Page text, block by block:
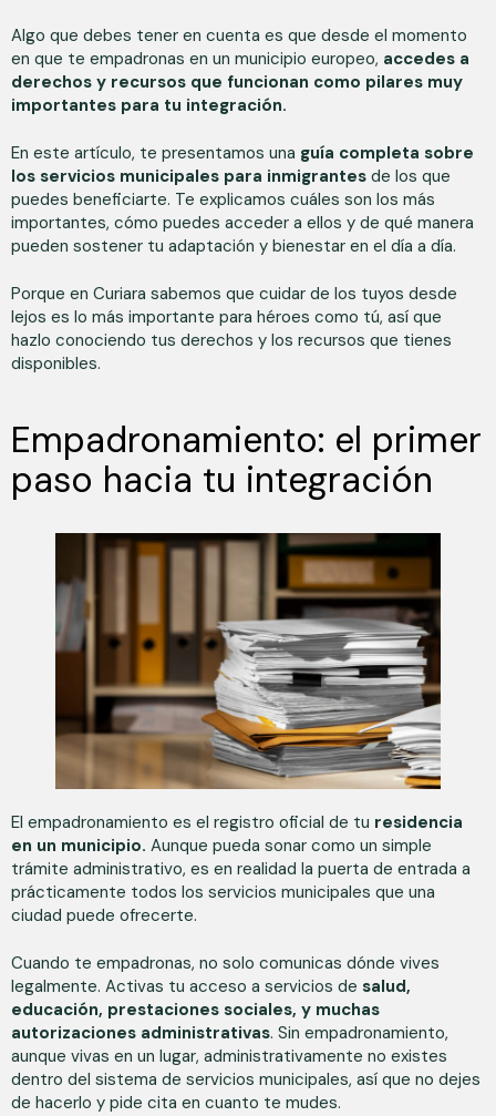
Algo que debes tener en cuenta es que desde el momento
en que te empadronas en un municipio europeo, accedes a
derechos y recursos que funcionan como pilares muy
importantes para tu integración.
En este artículo, te presentamos una guía completa sobre
los servicios municipales para inmigrantes de los que
puedes beneficiarte. Te explicamos cuáles son los más
importantes, cómo puedes acceder a ellos y de qué manera
pueden sostener tu adaptación y bienestar en el día a día.
Porque en Curiara sabemos que cuidar de los tuyos desde
lejos es lo más importante para héroes como tú, así que
hazlo conociendo tus derechos y los recursos que tienes
disponibles.
Empadronamiento: el primer
paso hacia tu integración
El empadronamiento es el registro oficial de tu residencia
en un municipio. Aunque pueda sonar como un simple
trámite administrativo, es en realidad la puerta de entrada a
prácticamente todos los servicios municipales que una
ciudad puede ofrecerte.
Cuando te empadronas, no solo comunicas dónde vives
legalmente. Activas tu acceso a servicios de salud,
educación, prestaciones sociales, y muchas
autorizaciones administrativas. Sin empadronamiento,
aunque vivas en un lugar, administrativamente no existes
dentro del sistema de servicios municipales, así que no dejes
de hacerlo y pide cita en cuanto te mudes.